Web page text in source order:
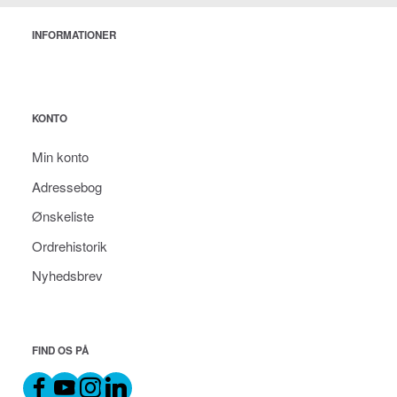
INFORMATIONER
KONTO
Min konto
Adressebog
Ønskeliste
Ordrehistorik
Nyhedsbrev
FIND OS PÅ